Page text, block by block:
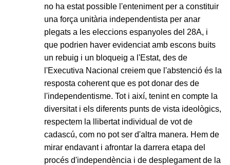
no ha estat possible l'enteniment per a constituir
una força unitària independentista per anar
plegats a les eleccions espanyoles del 28A, i
que podrien haver evidenciat amb escons buits
un rebuig i un bloqueig a l'Estat, des de
l'Executiva Nacional creiem que l'abstenció és la
resposta coherent que es pot donar des de
l'independentisme. Tot i així, tenint en compte la
diversitat i els diferents punts de vista ideològics,
respectem la llibertat individual de vot de
cadascú, com no pot ser d'altra manera. Hem de
mirar endavant i afrontar la darrera etapa del
procés d'independència i de desplegament de la